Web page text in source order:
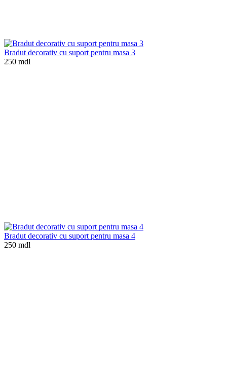
Bradut decorativ cu suport pentru masa 3
250 mdl
Bradut decorativ cu suport pentru masa 4
250 mdl